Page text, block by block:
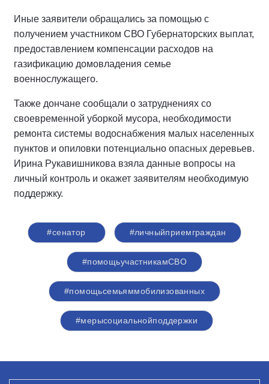
Иные заявители обращались за помощью с
получением участником СВО Губернаторских выплат,
предоставлением компенсации расходов на
газификацию домовладения семье
военнослужащего.
Также дончане сообщали о затруднениях со
своевременной уборкой мусора, необходимости
ремонта системы водоснабжения малых населенных
пунктов и опиловки потенциально опасных деревьев.
Ирина Рукавишникова взяла данные вопросы на
личный контроль и окажет заявителям необходимую
поддержку.
#сенатор #личныйприемграждан
#помощьучастникамСВО
#помощьсемьяммобилизованных
#мерысоциальнойподдержки